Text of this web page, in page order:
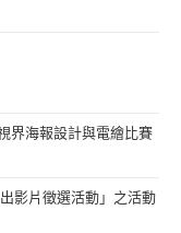
界海報設計與電繪比賽
影片徵選活動」之活動